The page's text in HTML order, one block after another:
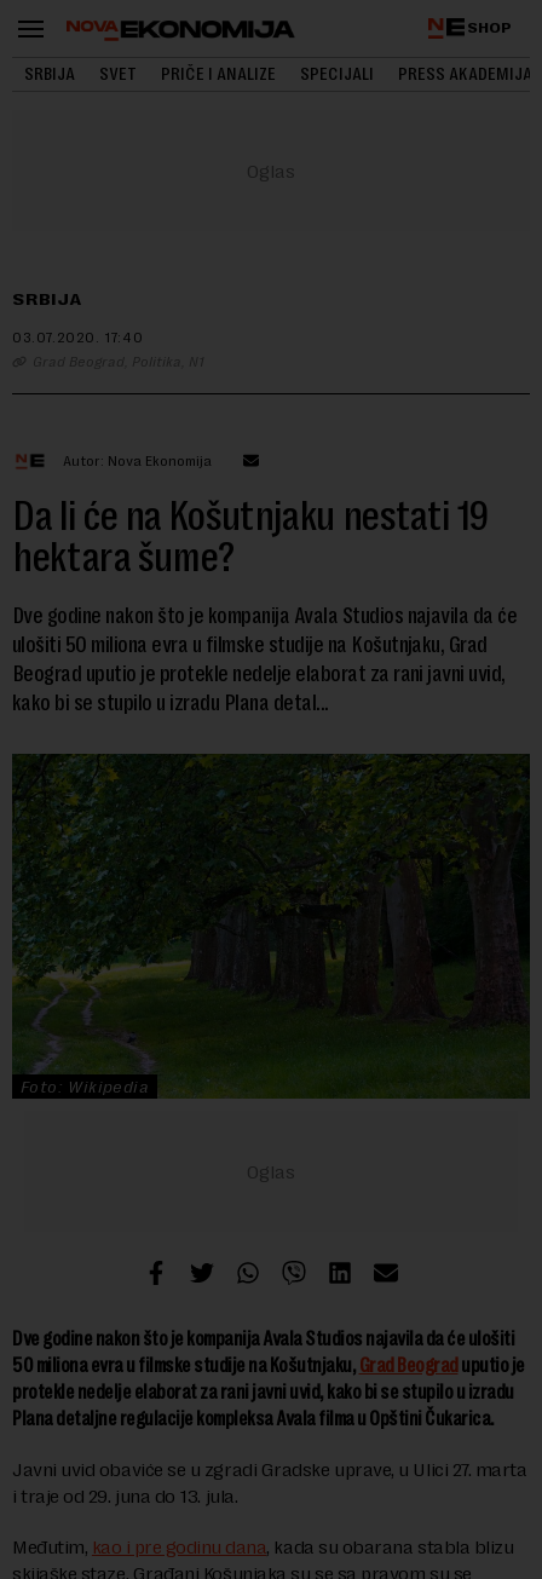
SHOP
SRBIJA SVET PRIČE I ANALIZE SPECIJALI PRESS AKADEMIJA
SRBIJA
03.07.2020. 17:40
Grad Beograd, Politika, N1
Autor: Nova Ekonomija
Da li će na Košutnjaku nestati 19
hektara šume?
Dve godine nakon što je kompanija Avala Studios najavila da će
ulošiti 50 miliona evra u filmske studije na Košutnjaku, Grad
Beograd uputio je protekle nedelje elaborat za rani javni uvid,
kako bi se stupilo u izradu Plana detal...
Foto: Wikipedia
Dve godine nakon što je kompanija Avala Studios najavila da će ulošiti
50 miliona evra u filmske studije na Košutnjaku, Grad Beograd uputio je
protekle nedelje elaborat za rani javni uvid, kako bi se stupilo u izradu
Plana detaljne regulacije kompleksa Avala filma u Opštini Čukarica.
Javni uvid obaviće se u zgradi Gradske uprave, u Ulici 27. marta
i traje od 29. juna do 13. jula.
Međutim, kao i pre godinu dana, kada su obarana stabla blizu
skijaške staze, Građani Košunjaka su se sa pravom su se